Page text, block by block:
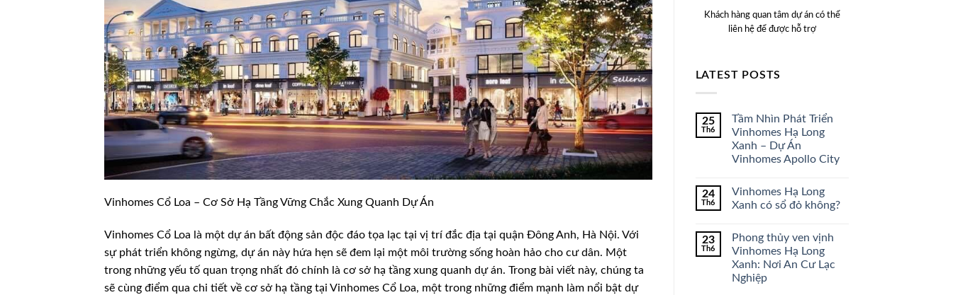
Vinhomes Cổ Loa – Cơ Sở Hạ Tầng Vững Chắc Xung Quanh Dự Án
Vinhomes Cổ Loa là một dự án bất động sản độc đáo tọa lạc tại vị trí đắc địa tại quận Đông Anh, Hà Nội. Với
sự phát triển không ngừng, dự án này hứa hẹn sẽ đem lại một môi trường sống hoàn hảo cho cư dân. Một
trong những yếu tố quan trọng nhất đó chính là cơ sở hạ tầng xung quanh dự án. Trong bài viết này, chúng ta
sẽ cùng điểm qua chi tiết về cơ sở hạ tầng tại Vinhomes Cổ Loa, một trong những điểm mạnh làm nổi bật dự
Khách hàng quan tâm dự án có thể
liên hệ để được hỗ trợ
LATEST POSTS
25
Th6
Tầm Nhìn Phát Triển
Vinhomes Hạ Long
Xanh – Dự Án
Vinhomes Apollo City
24
Th6
Vinhomes Hạ Long
Xanh có sổ đỏ không?
23
Th6
Phong thủy ven vịnh
Vinhomes Hạ Long
Xanh: Nơi An Cư Lạc
Nghiệp